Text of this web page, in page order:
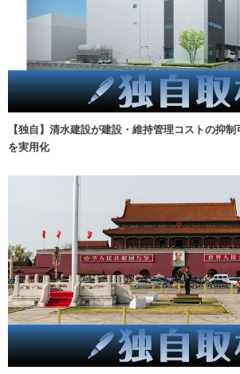
【独自】清水建設が建設・維持管理コストの抑
を実用化